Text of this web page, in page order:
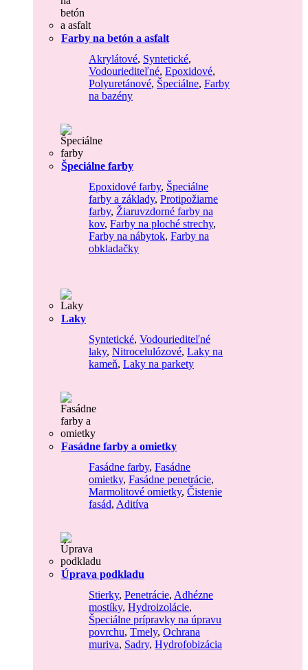
Farby na betón a asfalt
Akrylátové, Syntetické,
Vodouriediteľné, Epoxidové,
Polyuretánové, Špeciálne, Farby
na bazény
Špeciálne farby
Epoxidové farby, Špeciálne
farby a základy, Protipožiarne
farby, Žiaruvzdorné farby na
kov, Farby na ploché strechy,
Farby na nábytok, Farby na
obkladačky
Laky
Syntetické, Vodouriediteľné
laky, Nitrocelulózové, Laky na
kameň, Laky na parkety
Fasádne farby a omietky
Fasádne farby, Fasádne
omietky, Fasádne penetrácie,
Marmolitové omietky, Čistenie
fasád, Aditíva
Úprava podkladu
Stierky, Penetrácie, Adhézne
mostíky, Hydroizolácie,
Špeciálne prípravky na úpravu
povrchu, Tmely, Ochrana
muriva, Sadry, Hydrofobizácia